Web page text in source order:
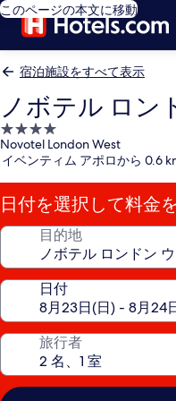
このページの本文に移動
宿泊施設をすべて表示
ノボテル ロン
4.0
つ
星
宿
泊
施
Novotel London West
イベンティム アポロから 0.6
日付を選択して料金
目的地
日付
旅行者